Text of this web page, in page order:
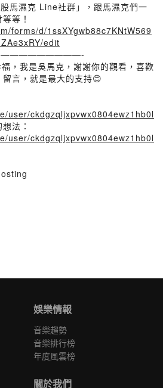
馬濕克 Line社群」，跟馬濕克們一
等！
forms/d/1ssXYgwb88c7KNtW569
edit
，我是吳馬克，謝謝你的觀看，喜歡
言，就是最大的支持😊
user/ckdgzqljxpvwx0804ewz1hb0l
法：
user/ckdgzqljxpvwx0804ewz1hb0l
娛樂情報
音樂趨勢
音樂排行榜
年度風雲榜
關於我們